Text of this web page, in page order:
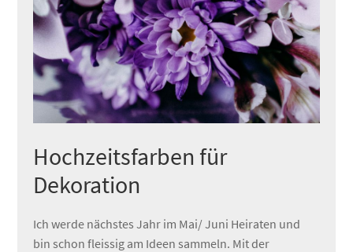
Hochzeitsfarben für
Dekoration
Ich werde nächstes Jahr im Mai/ Juni Heiraten und
bin schon fleissig am Ideen sammeln. Mit der